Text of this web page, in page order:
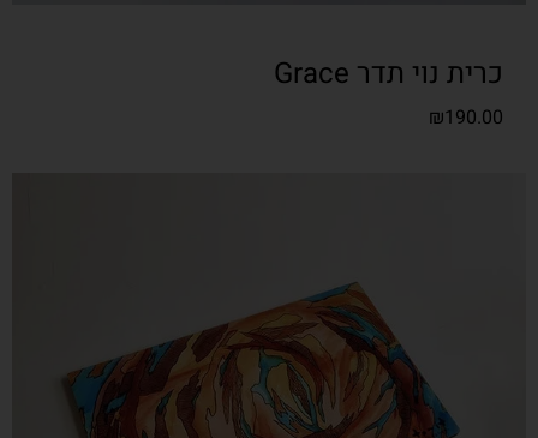
כרית נוי תדר Grace
₪190.00